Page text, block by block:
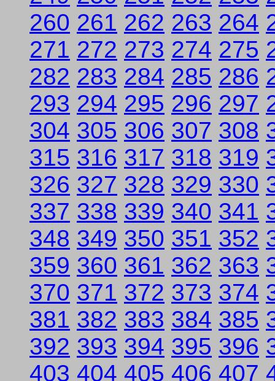
260 261 262 263 264
271 272 273 274 275
282 283 284 285 286
293 294 295 296 297
304 305 306 307 308
315 316 317 318 319
326 327 328 329 330
337 338 339 340 341
348 349 350 351 352
359 360 361 362 363
370 371 372 373 374
381 382 383 384 385
392 393 394 395 396
403 404 405 406 407